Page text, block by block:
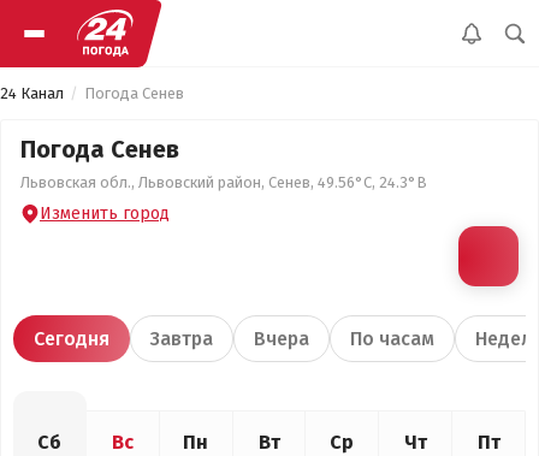
24 Канал Погода Сенев
Погода Сенев
Львовская обл., Львовский район, Сенев, 49.56°С, 24.3°В
Изменить город
Сегодня Завтра Вчера По часам
Сб Вс Пн Вт Ср Чт Пт